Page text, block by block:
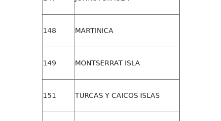
148 MARTINICA
149 MONTSERRAT ISLA
151 TURCAS Y CAICOS ISLAS